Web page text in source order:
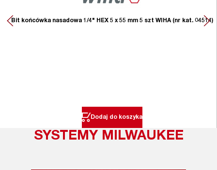
Bit końcówka nasadowa 1/4" HEX 5 x 55 mm 5 szt WIHA (nr kat. 04514)
Dodaj do koszyka
SYSTEMY MILWAUKEE